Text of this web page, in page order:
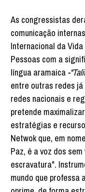
As congressistas
comunicação
Internacional da
Pessoas com a
língua aramaica -
entre outras redes
redes nacionais e
pretende
estratégias e
Netwok que, em
Paz, é a voz dos
escravatura".
mundo que professa